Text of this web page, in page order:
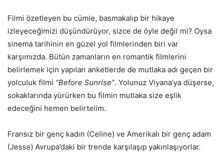
Filmi özetleyen bu cümle, basmakalıp bir hikaye
izleyeceğimizi düşündürüyor, sizce de öyle değil mi? Oysa
sinema tarihinin en güzel yol filmlerinden biri var
karşımızda. Bütün zamanların en romantik filmlerini
belirlemek için yapılan anketlerde de mutlaka adı geçen bir
yolculuk filmi “Before Sunrise”. Yolunuz Viyana’ya düşerse,
sokaklarında yürürken bu filmin mutlaka size eşlik
edeceğini hemen belirtelim.
Fransız bir genç kadın (Celine) ve Amerikalı bir genç adam
(Jesse) Avrupa’daki bir trende karşılaşıp yakınlaşıyorlar.